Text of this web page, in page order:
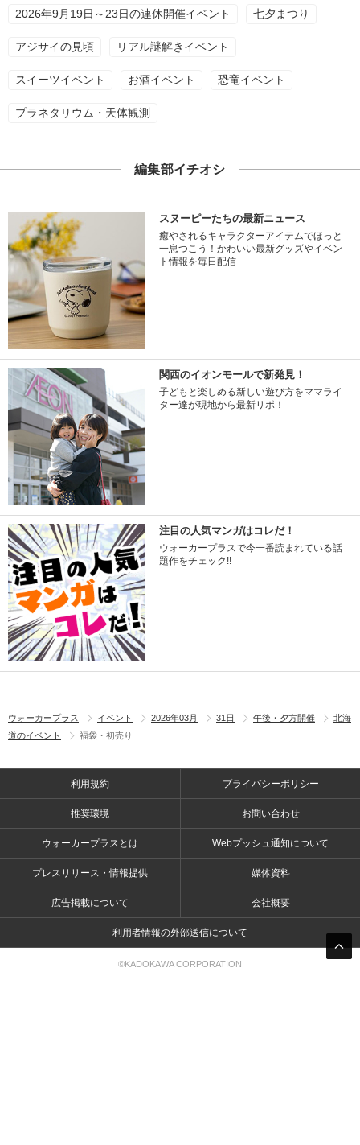
2026年9月19日～23日の連休開催イベント 七夕まつり
アジサイの見頃 リアル謎解きイベント
スイーツイベント お酒イベント 恐竜イベント
プラネタリウム・天体観測
編集部イチオシ
スヌーピーたちの最新ニュース
癒やされるキャラクターアイテムでほっと
一息つこう！かわいい最新グッズやイベン
ト情報を毎日配信
関西のイオンモールで新発見！
子どもと楽しめる新しい遊び方をママライ
ター達が現地から最新リポ！
注目の人気マンガはコレだ！
ウォーカープラスで今一番読まれている話
題作をチェック!!
ウォーカープラス イベント 2026年03月 31日 午後・夕方開催
北海
道のイベント
福袋・初売り
利用規約 プライバシーポリシー
推奨環境 お問い合わせ
ウォーカープラスとは Webプッシュ通知について
プレスリリース・情報提供 媒体資料
広告掲載について 会社概要
利用者情報の外部送信について
©KADOKAWA CORPORATION